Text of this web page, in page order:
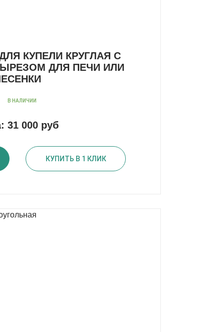
КУПЕЛИ КРУГЛАЯ С
ДЛЯ ПЕЧИ ИЛИ
В НАЛИЧИИ
31 000 руб
КУПИТЬ В 1 КЛИК